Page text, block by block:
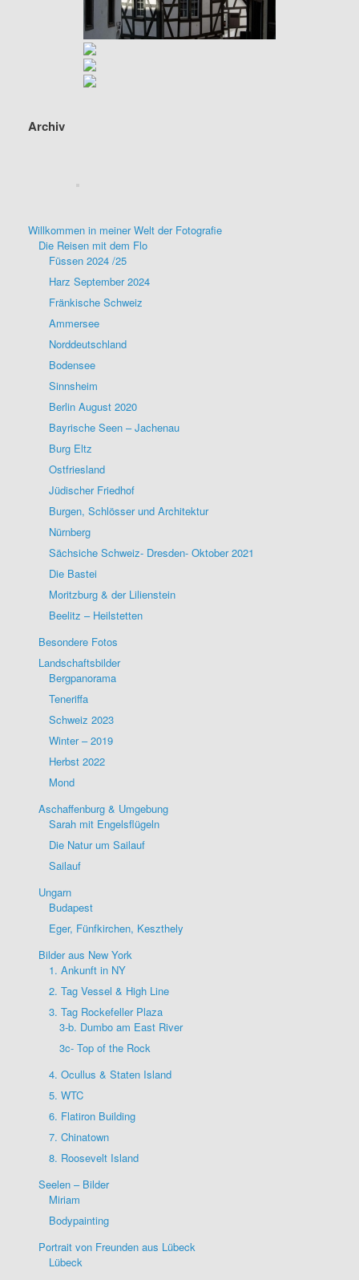
Archiv
Willkommen in meiner Welt der Fotografie
Die Reisen mit dem Flo
Füssen 2024 /25
Harz September 2024
Fränkische Schweiz
Ammersee
Norddeutschland
Bodensee
Sinnsheim
Berlin August 2020
Bayrische Seen – Jachenau
Burg Eltz
Ostfriesland
Jüdischer Friedhof
Burgen, Schlösser und Architektur
Nürnberg
Sächsiche Schweiz- Dresden- Oktober 2021
Die Bastei
Moritzburg & der Lilienstein
Beelitz – Heilstetten
Besondere Fotos
Landschaftsbilder
Bergpanorama
Teneriffa
Schweiz 2023
Winter – 2019
Herbst 2022
Mond
Aschaffenburg & Umgebung
Sarah mit Engelsflügeln
Die Natur um Sailauf
Sailauf
Ungarn
Budapest
Eger, Fünfkirchen, Keszthely
Bilder aus New York
1. Ankunft in NY
2. Tag Vessel & High Line
3. Tag Rockefeller Plaza
3-b. Dumbo am East River
3c- Top of the Rock
4. Ocullus & Staten Island
5. WTC
6. Flatiron Building
7. Chinatown
8. Roosevelt Island
Seelen – Bilder
Miriam
Bodypainting
Portrait von Freunden aus Lübeck
Lübeck